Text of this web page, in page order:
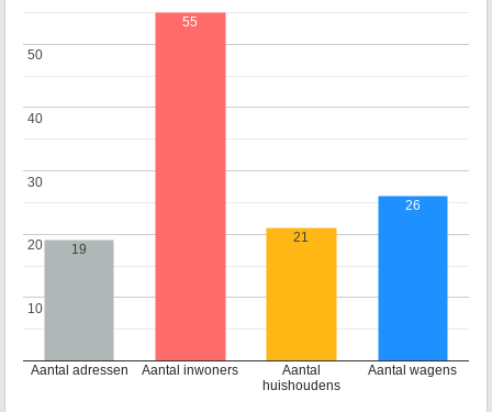
Aantal adressen Aantal inwoners
Aantal
huishoudens
Aantal wagens
10
10
20
20
30
30
40
40
50
50
19
55
21
26